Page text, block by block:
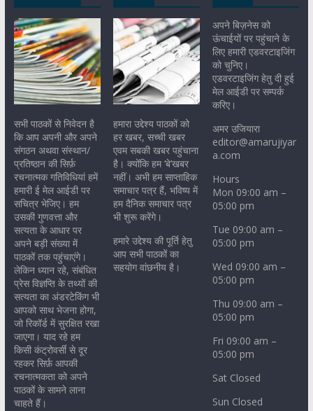
सभी पाठकों से निवेदन है
कि आप अपनी और अपने
संगठन अथवा संस्थान/
प्रतिष्ठान की सिर्फ़
रचनात्मक गतिविधियां हमें
हमारी ई मेल आईडी पर
सचित्र भेजिए। हम
उसकी गुणवत्ता और
सत्यता के आधार पर
अपने बड़ी संख्या में
पाठकों तक पहुंचाएंगे।
लेकिन ध्यान रहे, संबंधित
प्रेस विज्ञप्ति के तथ्यों की
सत्यता का अंडरटेकिंग भी
आपको साथ भेजना होगा,
जो रिकॉर्ड में सुरक्षित रखा
जाएगा। याद रहे हम
किसी कंट्रोवर्सी से दूर
रहकर सिर्फ़ आपकी
रचनात्मकता को अपने
पाठकों के सामने लाना
चाहते हैं।
हमारा उद्देश्य पाठकों को
हर खबर, सच्ची खबर
एवम सबकी खबर पहुंचाना
है। क्योंकि हम ‘बे’खबर
नहीं। अभी हम साप्ताहिक
समाचार पत्र हैं, भविष्य में
हम दैनिक समाचार पत्र
भी शुरू करेंगे।
हमारे उद्देश्य की पूर्ति हेतु
आप सभी पाठकों का
सहयोग वांछनीय है।
अपने बिज़नेस को
ऊंचाईयों पर पहुंचाने के
लिए हमारी एडवरटाइजिंग
को चुनिए।
एडवरटाइजिंग हेतु दी हुई
मेल आईडी पर सम्पर्क
करिए।
अमर उजियारा
editor@amarujiyar
a.com
Hours
Mon 09:00 am –
05:00 pm
Tue 09:00 am –
05:00 pm
Wed 09:00 am –
05:00 pm
Thu 09:00 am –
05:00 pm
Fri 09:00 am –
05:00 pm
Sat Closed
Sun Closed